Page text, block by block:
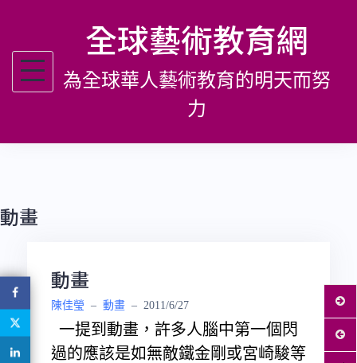
主
全球藝術教育網
為全球華人藝術教育的明天而努
力
動畫
動畫
陳佳瑩 – 動畫 – 2011/6/27
一提到動畫，許多人腦中第一個閃
過的應該是如無敵鐵金剛或宮崎駿等